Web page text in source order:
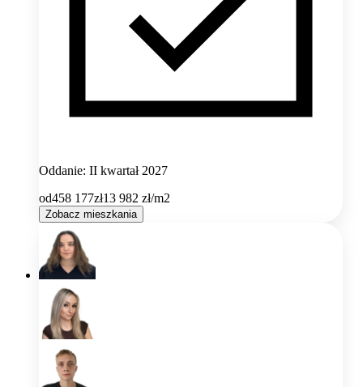
Oddanie: II kwartał 2027
od458 177zł13 982 zł/m2
Zobacz mieszkania